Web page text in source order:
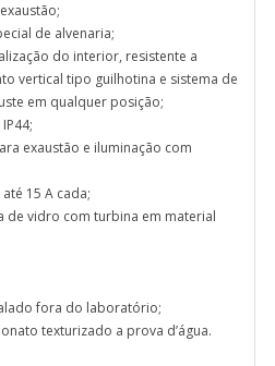
de alvenaria;
do interior, resistente a
vertical tipo guilhotina e sistema de
em qualquer posição;
exaustão e iluminação com
15 A cada;
de vidro com turbina em material
fora do laboratório;
texturizado a prova d’água.